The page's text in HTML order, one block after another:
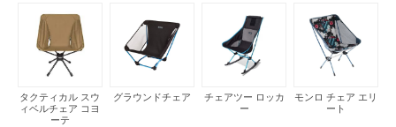
タクティカル スウ
ィベルチェア コヨ
ーテ
グラウンドチェア
チェアツー ロッカ
ー
モンロ チェア エリ
ート